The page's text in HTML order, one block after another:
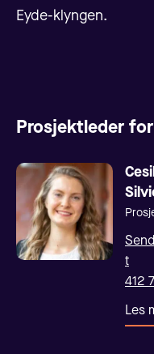
Eyde-klyngen.
Prosjektleder
t
412
Les